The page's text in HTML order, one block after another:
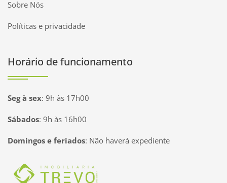
Sobre Nós
Políticas e privacidade
Horário de funcionamento
Seg à sex: 9h às 17h00
Sábados: 9h às 16h00
Domingos e feriados: Não haverá expediente
Página inicial